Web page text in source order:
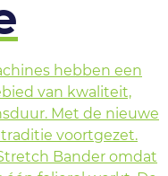
hebben een
van kwaliteit,
Met de nieuwe
traditie voortgezet.
Bander omdat